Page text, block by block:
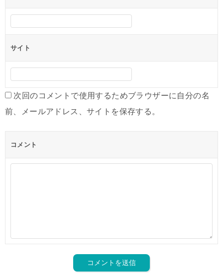
サイト
次回のコメントで使用するためブラウザーに自分の名
前、メールアドレス、サイトを保存する。
コメント